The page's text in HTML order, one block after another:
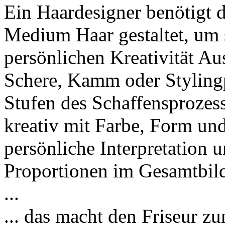
Ein Haardesigner benötigt
Medium Haar gestaltet,
persönlichen Kreativität
Schere, Kamm oder
Stufen des
kreativ mit Farbe, Form
persönliche Interpretation
Proportionen im
...
... das macht den Friseur